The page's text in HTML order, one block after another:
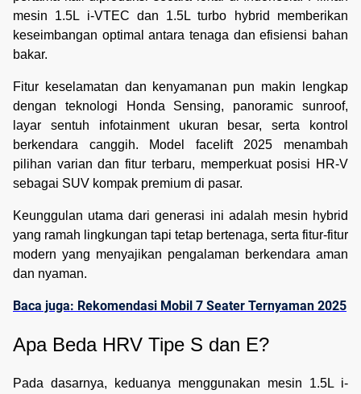
mesin 1.5L i-VTEC dan 1.5L turbo hybrid memberikan
keseimbangan optimal antara tenaga dan efisiensi bahan
bakar.
Fitur keselamatan dan kenyamanan pun makin lengkap
dengan teknologi Honda Sensing, panoramic sunroof,
layar sentuh infotainment ukuran besar, serta kontrol
berkendara canggih. Model facelift 2025 menambah
pilihan varian dan fitur terbaru, memperkuat posisi HR-V
sebagai SUV kompak premium di pasar.
Keunggulan utama dari generasi ini adalah mesin hybrid
yang ramah lingkungan tapi tetap bertenaga, serta fitur-fitur
modern yang menyajikan pengalaman berkendara aman
dan nyaman.
Baca juga: Rekomendasi Mobil 7 Seater Ternyaman 2025
Apa Beda HRV Tipe S dan E?
Pada dasarnya, keduanya menggunakan mesin 1.5L i-